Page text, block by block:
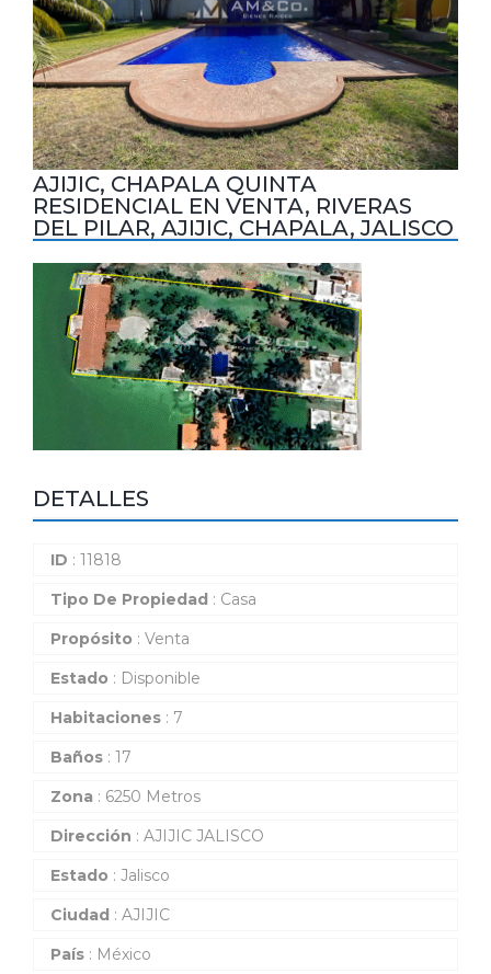
AJIJIC, CHAPALA QUINTA
RESIDENCIAL EN VENTA, RIVERAS
DEL PILAR, AJIJIC, CHAPALA, JALISCO
DETALLES
ID : 11818
Tipo De Propiedad : Casa
Propósito : Venta
Estado : Disponible
Habitaciones : 7
Baños : 17
Zona : 6250 Metros
Dirección : AJIJIC JALISCO
Estado : Jalisco
Ciudad : AJIJIC
País : México